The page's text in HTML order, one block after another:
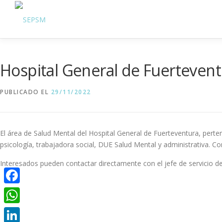
Hospital General de
PUBLICADO EL 29/11/2022
El área de Salud Mental del Hospital General de Fuerteventura,
psicología, trabajadora social, DUE Salud Mental y administrativa.
Interesados pueden contactar directamente con el jefe de servicio
Facebook
WhatsApp